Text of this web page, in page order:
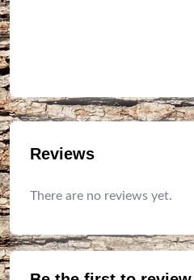
Reviews
There are no reviews yet.